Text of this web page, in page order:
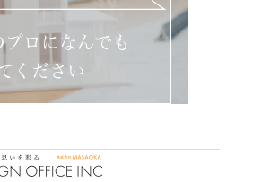
ロになんでも
ください